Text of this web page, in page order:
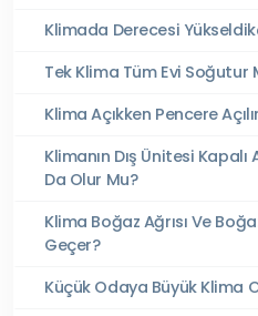
Klimada Derecesi
Tek Klima Tüm Evi Soğutur
Klima Açıkken Pencere
Klimanın Dış Ünitesi
Da Olur Mu?
Klima Boğaz Ağrısı Ve
Geçer?
Küçük Odaya Büyük Klima